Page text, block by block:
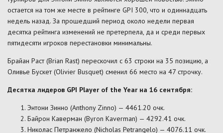
остается на том же месте в рейтинге GPI 300, что и одиннадцать
недель назад. За прошедший период около недели первая
десятка рейтинга изменений не претерпела, да и среди первых
пятидесяти игроков перестановки минимальны.
Брайан Раст (Brian Rast) перескочил с 63 строки на 35 позицию, а
Оливье Бускет (Olivier Busquet) сменил 66 место на 47 строчку.
Десятка лидеров GPI Player of the Year на 16 сентября:
Энтони Зинно (Anthony Zinno) — 4461.20 очк.
Байрон Каверман (Byron Kaverman) — 4292.41 очк.
Николас Петранжело (Nicholas Petrangelo) — 4076.11 очк.